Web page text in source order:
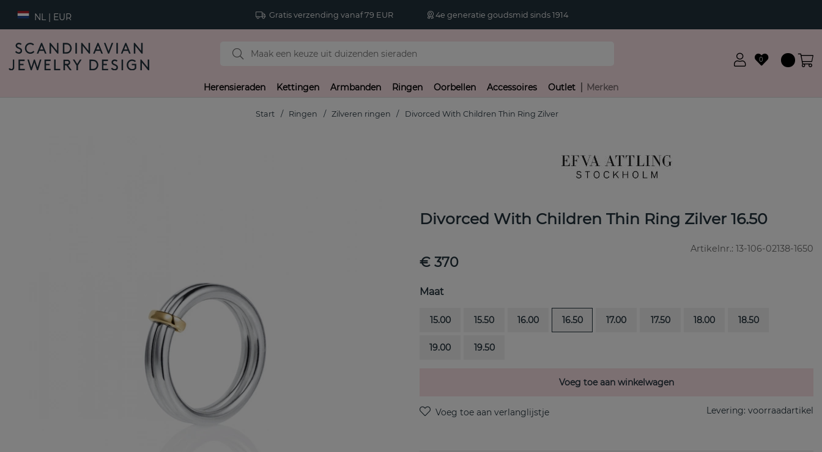
NL | EUR Gratis verzending vanaf 79 EUR 4e generatie goudsmid sinds 1914
0
Herensieraden Kettingen Armbanden Ringen Oorbellen Accessoires Outlet Merken
Start Ringen Zilveren ringen Divorced With Children Thin Ring Zilver
Divorced With Children Thin Ring Zilver 16.50
Artikelnr.: 13-106-02138-1650
€ 370
Maat
15.00 15.50 16.00 16.50 17.00 17.50 18.00 18.50
19.00 19.50
Voeg toe aan winkelwagen
Levering: voorraadartikel